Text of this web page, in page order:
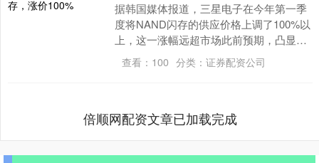
据韩国媒体报道，三星电子在今年第一季
度将NAND闪存的供应价格上调了100%以
上，这一涨幅远超市场此前预期，凸显了
当前半导体市场严重的供需失衡现状。 据
上述媒体....
查看： 100 分类： 证券配资公司
倍顺网配资文章已加载完成